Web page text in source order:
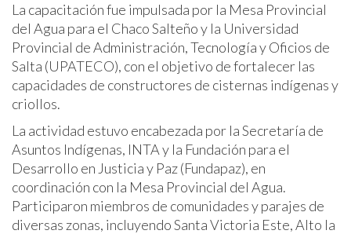
La capacitación fue impulsada por la Mesa Provincial
del Agua para el Chaco Salteño y la Universidad
Provincial de Administración, Tecnología y Oficios de
Salta (UPATECO), con el objetivo de fortalecer las
capacidades de constructores de cisternas indígenas y
criollos.
La actividad estuvo encabezada por la Secretaría de
Asuntos Indígenas, INTA y la Fundación para el
Desarrollo en Justicia y Paz (Fundapaz), en
coordinación con la Mesa Provincial del Agua.
Participaron miembros de comunidades y parajes de
diversas zonas, incluyendo Santa Victoria Este, Alto la